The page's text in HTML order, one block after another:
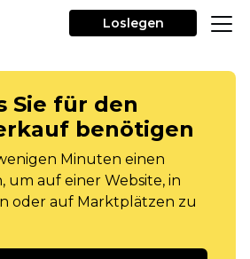
Loslegen
Sie für den
benötigen
Minuten einen
um auf einer Website, in
oder auf Marktplätzen zu